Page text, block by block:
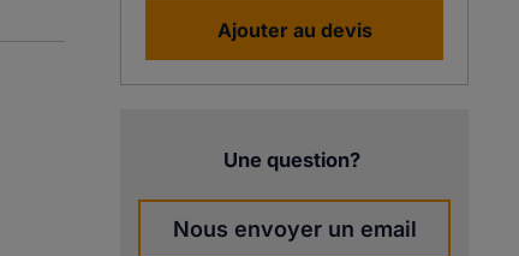
Ajouter au devis
Une question?
Nous envoyer un email